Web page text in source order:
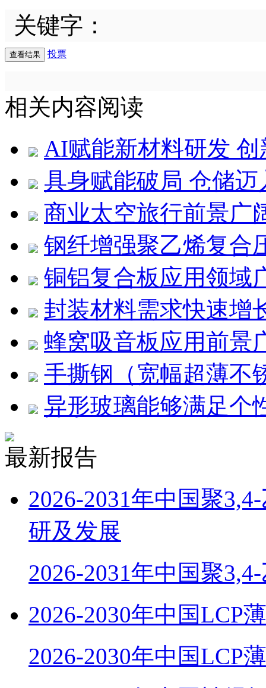
关键字：
投票
相关内容阅读
AI赋能新材料研发
具身赋能破局 仓储
商业太空旅行前景广
钢纤增强聚乙烯复合
铜铝复合板应用领域
封装材料需求快速增
蜂窝吸音板应用前景
手撕钢（宽幅超薄不
异形玻璃能够满足个
最新报告
2026-2031年中国聚
研及发展
2026-2031年中国聚
2026-2030年中国LCP
2026-2030年中国LCP